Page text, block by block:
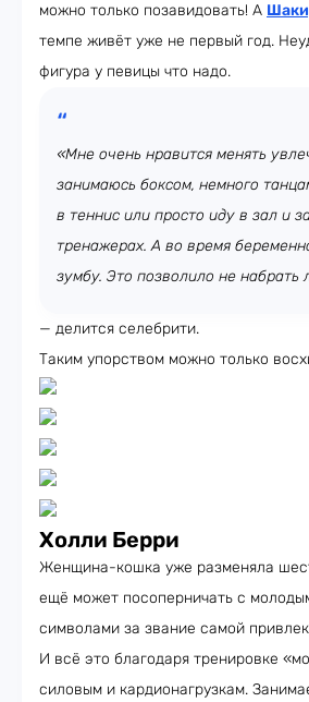
можно только позавидовать! А
темпе живёт уже не первый год.
фигура у певицы что надо.
«Мне очень нравится менять
занимаюсь боксом, немного
в теннис или просто иду в зал и
тренажерах. А во время
зумбу. Это позволило не набрать
— делится селебрити.
Таким упорством можно только
Холли Берри
Женщина-кошка уже разменяла
ещё может посоперничать с
символами за звание самой
И всё это благодаря тренировке
силовым и кардионагрузкам.